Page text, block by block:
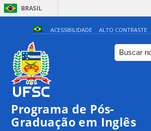
BRASIL
ACESSIBILIDADE ALTO CONTRASTE
Programa de Pós-
Graduação em Inglês